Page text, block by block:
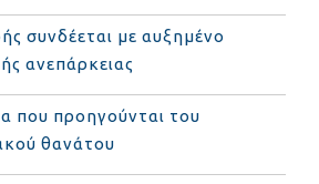
συνδέεται με αυξημένο
ανεπάρκειας
που προηγούνται του
θανάτου